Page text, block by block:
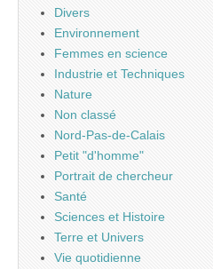
Divers
Environnement
Femmes en science
Industrie et Techniques
Nature
Non classé
Nord-Pas-de-Calais
Petit "d'homme"
Portrait de chercheur
Santé
Sciences et Histoire
Terre et Univers
Vie quotidienne